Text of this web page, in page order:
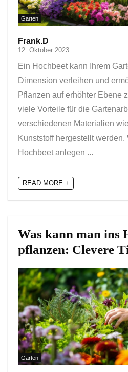
Garten
Frank.D
12. Oktober 2023
Ein Hochbeet kann Ihrem
Dimension verleihen und
Pflanzen auf erhöhter Ebene
viele Vorteile für die
verschiedenen Materialien
Kunststoff hergestellt werden.
Hochbeet anlegen ...
READ MORE +
Was kann man ins
pflanzen: Clevere
Garten